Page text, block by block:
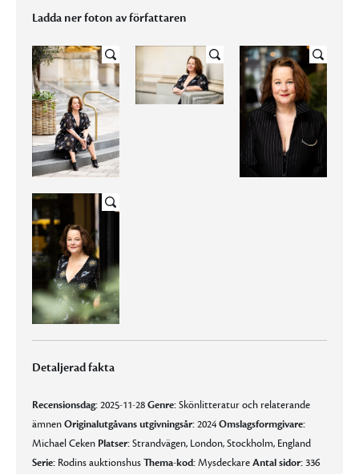
Ladda ner foton av författaren
Detaljerad fakta
Recensionsdag:2025-11-28Genre:Skönlitteratur och relaterande
ämnenOriginalutgåvans utgivningsår:2024Omslagsformgivare:
Michael Ceken Platser:Strandvägen, London, Stockholm, England
Serie: Rodins auktionshusThema-kod:MysdeckareAntal sidor:336